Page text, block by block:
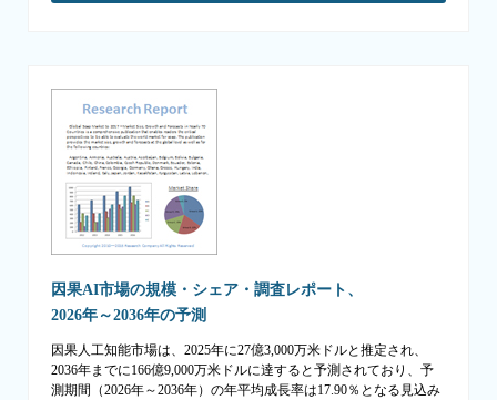
因果AI市場の規模・シェア・調査レポート、
2026年～2036年の予測
因果人工知能市場は、2025年に27億3,000万米ドルと推定され、
2036年までに166億9,000万米ドルに達すると予測されており、予
測期間（2026年～2036年）の年平均成長率は17.90％となる見込み